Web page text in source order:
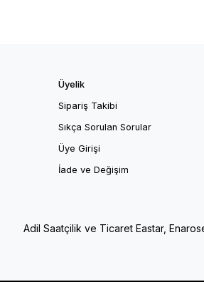
Üyelik
Sipariş Takibi
Sıkça Sorulan Sorular
Üye Girişi
İade ve Değişim
Adil Saatçilik ve Ticaret Eastar,